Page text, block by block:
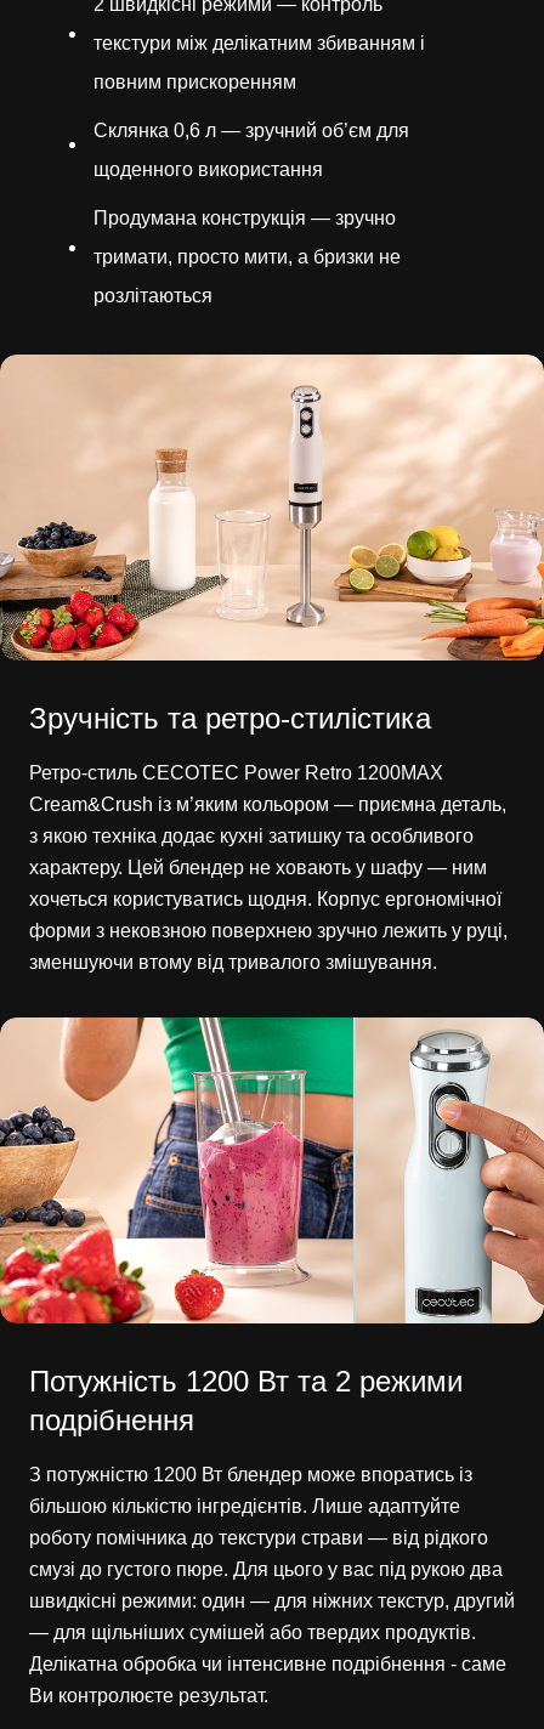
текстури між делікатним збиванням і
повним прискоренням
Склянка 0,6 л — зручний об’єм для
щоденного використання
Продумана конструкція — зручно
тримати, просто мити, а бризки не
розлітаються
Зручність та ретро-стилістика
Ретро-стиль CECOTEC Power Retro 1200MAX
Cream&Crush із м’яким кольором — приємна деталь,
з якою техніка додає кухні затишку та особливого
характеру. Цей блендер не ховають у шафу — ним
хочеться користуватись щодня. Корпус ергономічної
форми з нековзною поверхнею зручно лежить у руці,
зменшуючи втому від тривалого змішування.
Потужність 1200 Вт та 2 режими
подрібнення
З потужністю 1200 Вт блендер може впоратись із
більшою кількістю інгредієнтів. Лише адаптуйте
роботу помічника до текстури страви — від рідкого
смузі до густого пюре. Для цього у вас під рукою два
швидкісні режими: один — для ніжних текстур, другий
— для щільніших сумішей або твердих продуктів.
Делікатна обробка чи інтенсивне подрібнення - саме
Ви контролюєте результат.